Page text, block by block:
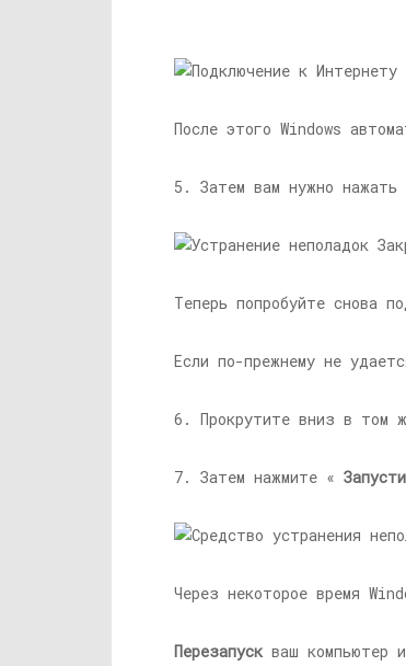
После этого Windows
5. Затем вам нужно нажать
Теперь попробуйте снова
Если по-прежнему не
6. Прокрутите вниз в том
7. Затем нажмите «
Через некоторое время
Перезапускваш компьютер и